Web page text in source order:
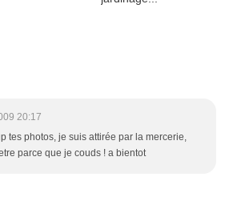
20:17
tes photos, je suis attirée par la mercerie,
parce que je couds ! a bientot